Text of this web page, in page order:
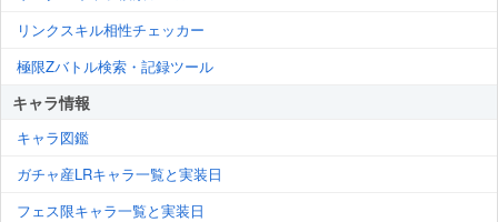
リンクスキル相性チェッカー
極限Zバトル検索・記録ツール
キャラ情報
キャラ図鑑
ガチャ産LRキャラ一覧と実装日
フェス限キャラ一覧と実装日